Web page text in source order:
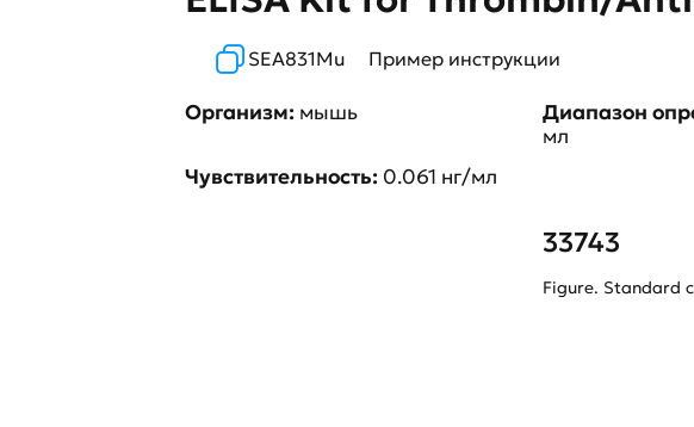
SEA831Mu Пример инструкции
Организм: мышь Диапазон
мл
Чувствительность: 0.061 нг/мл
33743
Figure. Standard